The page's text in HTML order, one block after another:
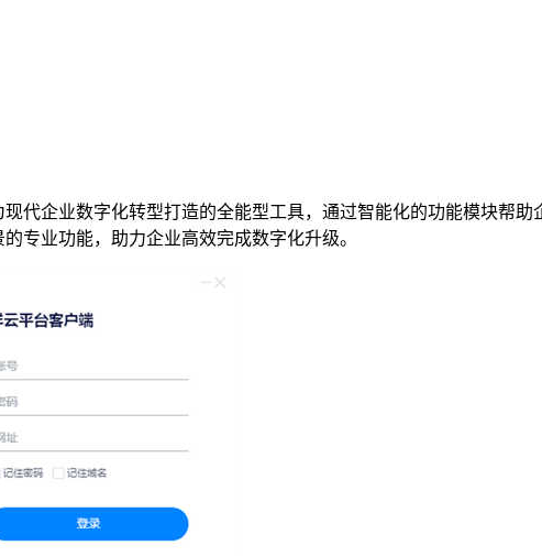
现代企业数字化转型打造的全能型工具，通过智能化的功能模块帮
专业功能，助力企业高效完成数字化升级。